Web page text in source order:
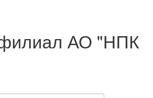
филиал АО "НПК